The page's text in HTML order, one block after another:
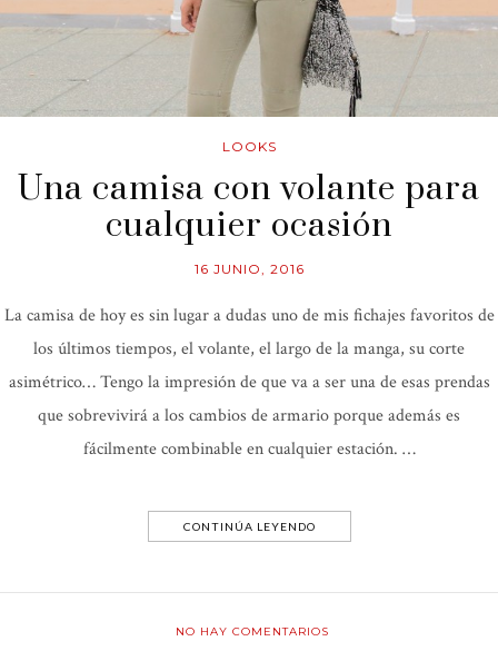
LOOKS
Una camisa con volante para
cualquier ocasión
16 JUNIO, 2016
La camisa de hoy es sin lugar a dudas uno de mis fichajes favoritos de
los últimos tiempos, el volante, el largo de la manga, su corte
asimétrico… Tengo la impresión de que va a ser una de esas prendas
que sobrevivirá a los cambios de armario porque además es
fácilmente combinable en cualquier estación. …
CONTINÚA LEYENDO
NO HAY COMENTARIOS